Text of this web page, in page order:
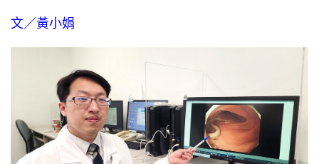
文／黃小娟